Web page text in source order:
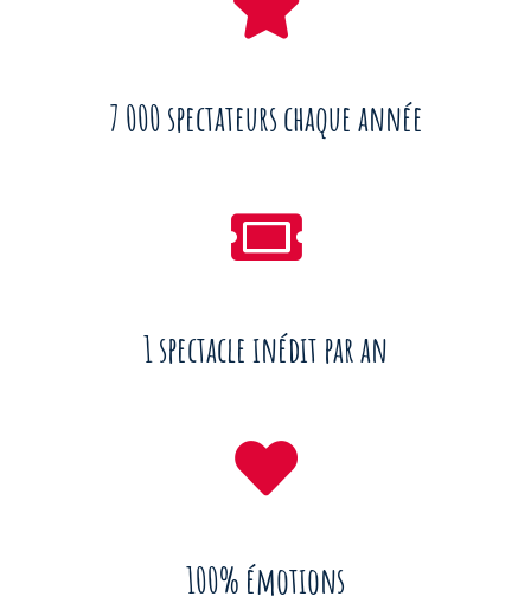
7 000 spectateurs chaque année
1 spectacle inédit par an
100% émotions